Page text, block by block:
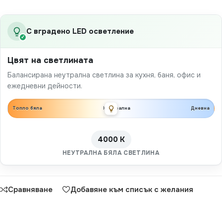
✓
С вградено LED осветление
Цвят на светлината
Балансирана неутрална светлина за кухня, баня, офис и
ежедневни дейности.
Топло бяла Неутрална Дневна
4000 K
НЕУТРАЛНА БЯЛА СВЕТЛИНА
Сравняване Добавяне към списък с желания